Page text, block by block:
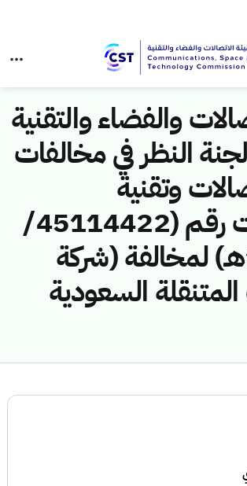
والفضاء والتقنية
النظر في مخالفات
وتقنية
المعلومات رقم (45114422/
ق/1445هـ) لمخالفة (شركة
السعودية